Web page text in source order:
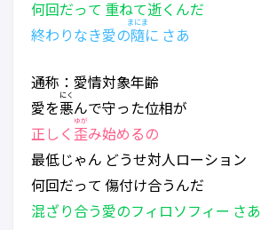
何回だって 重ねて逝くんだ
終わりなき愛の隨
まにま
に さあ
通称：愛情対象年齢
愛を悪
にく
んで守った位相が
正しく 歪
ゆが
み始めるの
最低じゃん どうせ対人ローション
何回だって 傷付け合うんだ
混ざり合う愛のフィロソフィー さあ